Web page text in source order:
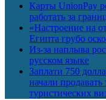
Карты UnionPay
работать за
«Настроение на
Египта грубо
Из-за наплыва
русском языке
Заплати 750
начали продавать
туристических